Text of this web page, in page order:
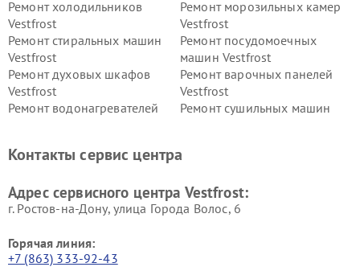
Ремонт холодильников
Vestfrost
Ремонт морозильных камер
Vestfrost
Ремонт стиральных машин
Vestfrost
Ремонт посудомоечных
машин Vestfrost
Ремонт духовых шкафов
Vestfrost
Ремонт варочных панелей
Vestfrost
Ремонт водонагревателей
Ремонт сушильных машин
Vestfrost
Контакты сервис центра
Адрес сервисного центра Vestfrost:
г. Ростов-на-Дону, улица Города Волос, 6
Горячая линия:
+7 (863) 333-92-43